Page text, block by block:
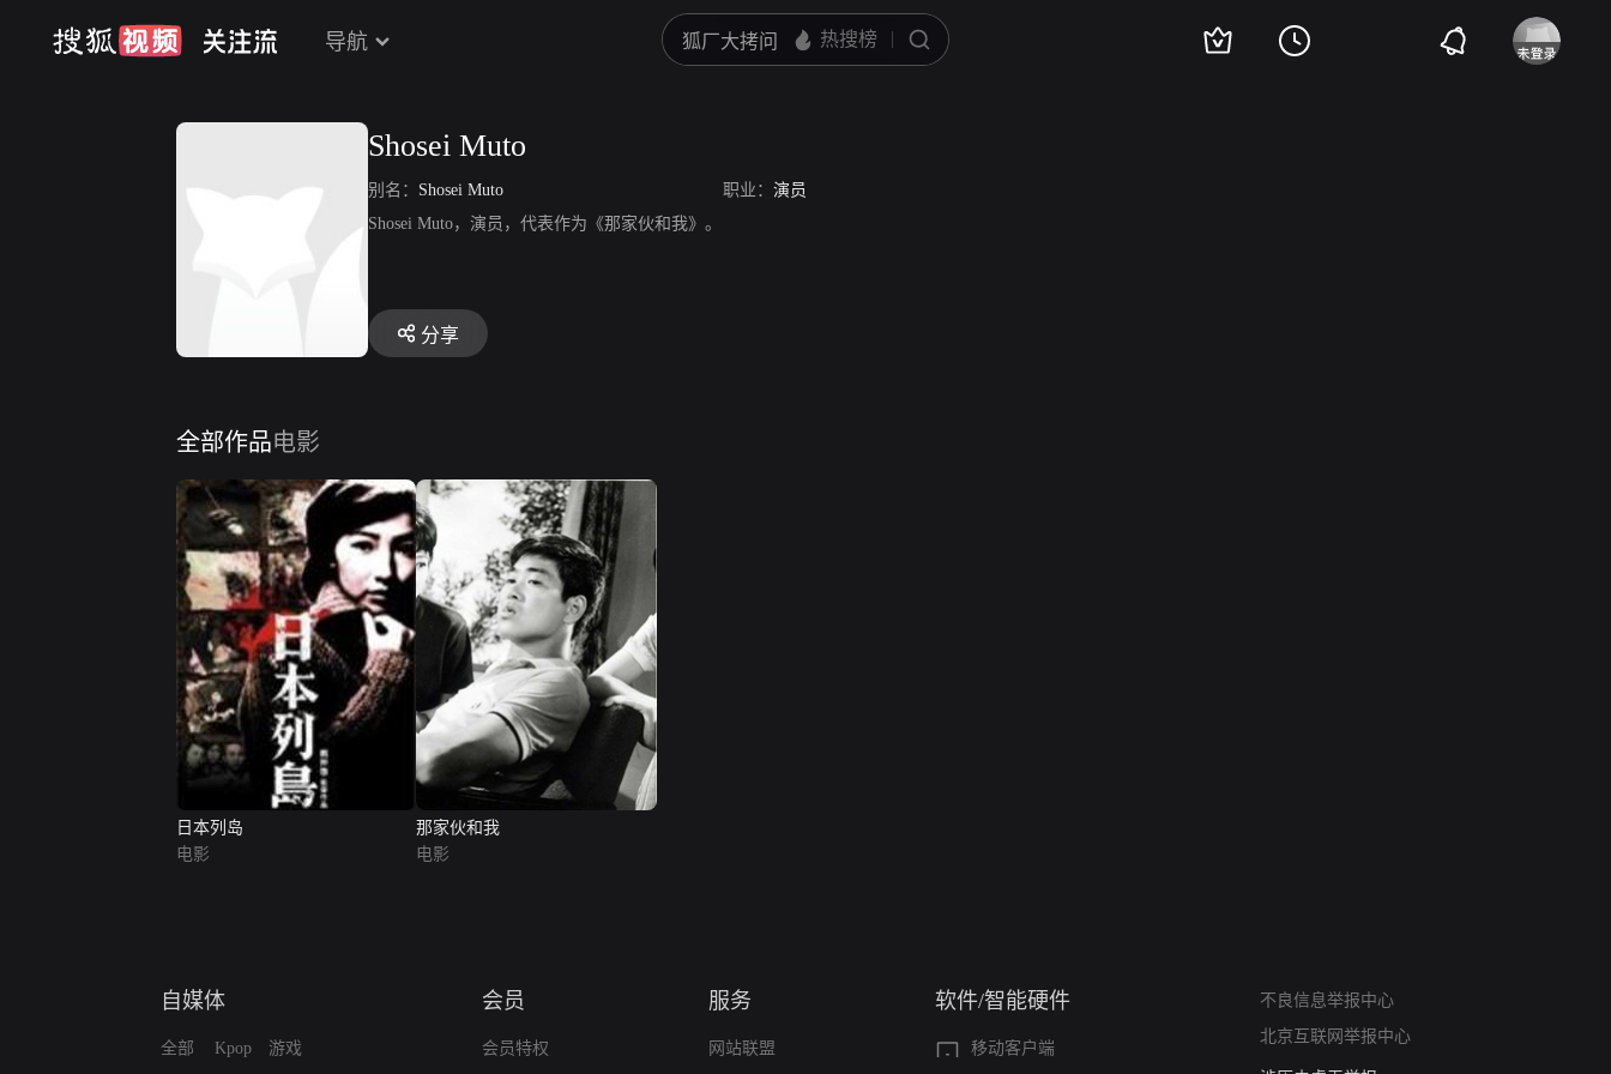
导航
Shosei Muto
别名： Shosei Muto 职业： 演员
Shosei Muto，演员，代表作为《那家伙和我》。
分享
全部作品电影
日本列岛
电影
那家伙和我
电影
自媒体
全部 Kpop 游戏
会员
会员特权
服务
网站联盟
软件/智能硬件
移动客户端
不良信息举报中心
北京互联网举报中心
亚运会举报专区